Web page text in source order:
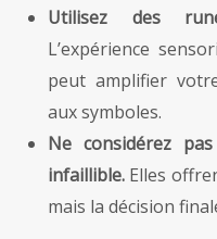
Utilisez des
L’expérience
peut amplifier
aux symboles.
Ne considérez
infaillible. Elles
mais la décision